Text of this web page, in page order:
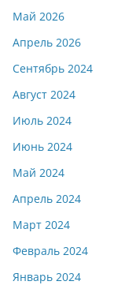
Май 2026
Апрель 2026
Сентябрь 2024
Август 2024
Июль 2024
Июнь 2024
Май 2024
Апрель 2024
Март 2024
Февраль 2024
Январь 2024